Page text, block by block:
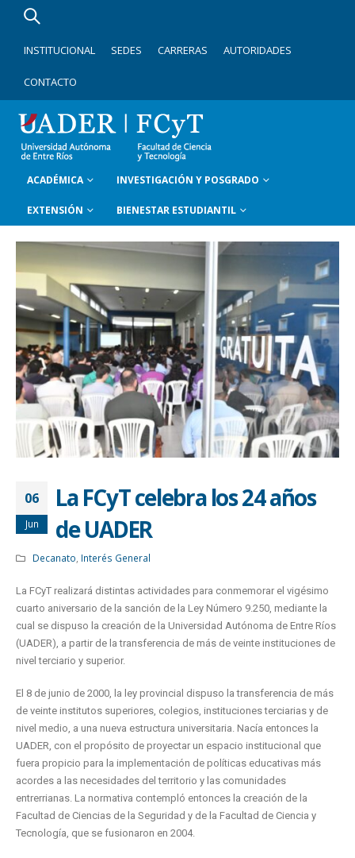
INSTITUCIONAL SEDES CARRERAS AUTORIDADES
CONTACTO
ACADÉMICA INVESTIGACIÓN Y POSGRADO
EXTENSIÓN BIENESTAR ESTUDIANTIL
06
Jun
La FCyT celebra los 24 años
de UADER
Decanato Interés General
La FCyT realizará distintas actividades para conmemorar el vigésimo
cuarto aniversario de la sanción de la Ley Número 9.250, mediante la
cual se dispuso la creación de la Universidad Autónoma de Entre Ríos
(UADER), a partir de la transferencia de más de veinte instituciones de
nivel terciario y superior.
El 8 de junio de 2000, la ley provincial dispuso la transferencia de más
de veinte institutos superiores, colegios, instituciones terciarias y de
nivel medio, a una nueva estructura universitaria. Nacía entonces la
UADER, con el propósito de proyectar un espacio institucional que
fuera propicio para la implementación de políticas educativas más
acordes a las necesidades del territorio y las comunidades
entrerrianas. La normativa contempló entonces la creación de la
Facultad de Ciencias de la Seguridad y de la Facultad de Ciencia y
Tecnología, que se fusionaron en 2004.